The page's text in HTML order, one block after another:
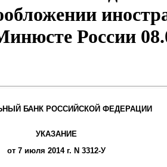
России
БАНК РОССИЙСКОЙ ФЕДЕРАЦИИ
УКАЗАНИЕ
от 7 июля 2014 г. N 3312-У